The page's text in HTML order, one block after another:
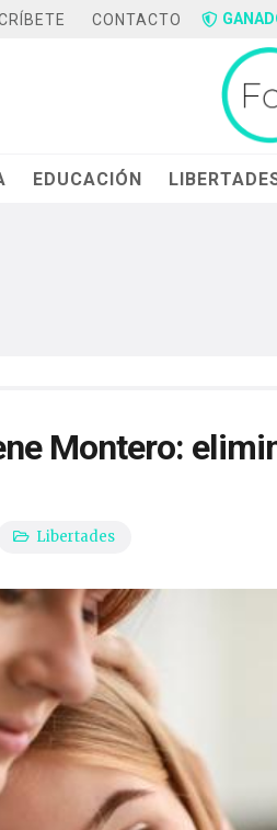
CONTACTO
EDUCACIÓN
Montero:
Libertades